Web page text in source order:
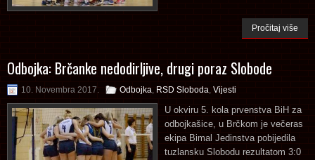
Pročitaj više
Odbojka: Brčanke nedodirljive, drugi poraz Slobode
10. Novembra 2017. Odbojka RSD Sloboda Vijesti
U okviru 5. kola prvenstva BiH za
odbojkašice, u Brčkom je večeras
ekipa Bimal Jedinstva pobijedila
tuzlansku Slobodu rezultatom 3:0